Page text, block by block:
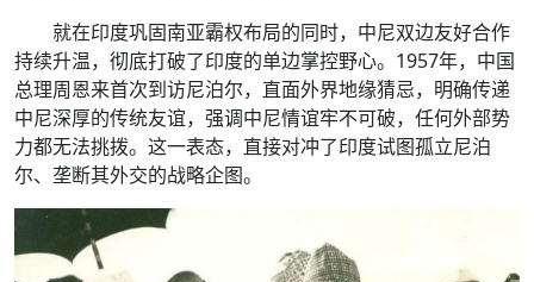
就在印度巩固南亚霸权布局的同时，中尼双边友好合作
持续升温，彻底打破了印度的单边掌控野心。1957年，中国
总理周恩来首次到访尼泊尔，直面外界地缘猜忌，明确传递
中尼深厚的传统友谊，强调中尼情谊牢不可破，任何外部势
力都无法挑拨。这一表态，直接对冲了印度试图孤立尼泊
尔、垄断其外交的战略企图。